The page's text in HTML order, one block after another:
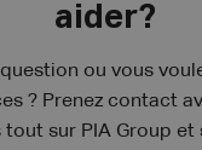
aider?
ou vous
? Prenez contact
sur PIA Group et